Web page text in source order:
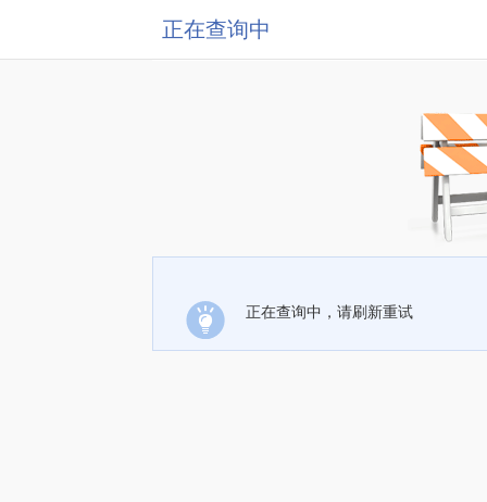
正在查询中
正在查询中，请刷新重试